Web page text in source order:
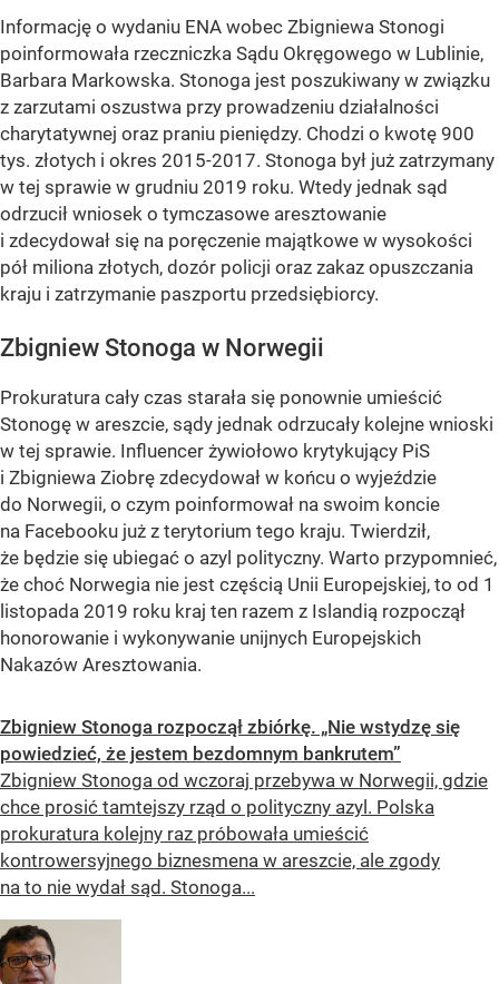
Informację o wydaniu ENA wobec Zbigniewa Stonogi
poinformowała rzeczniczka Sądu Okręgowego w Lublinie,
Barbara Markowska. Stonoga jest poszukiwany w związku
z zarzutami oszustwa przy prowadzeniu działalności
charytatywnej oraz praniu pieniędzy. Chodzi o kwotę 900
tys. złotych i okres 2015-2017. Stonoga był już zatrzymany
w tej sprawie w grudniu 2019 roku. Wtedy jednak sąd
odrzucił wniosek o tymczasowe aresztowanie
i zdecydował się na poręczenie majątkowe w wysokości
pół miliona złotych, dozór policji oraz zakaz opuszczania
kraju i zatrzymanie paszportu przedsiębiorcy.
Zbigniew Stonoga w Norwegii
Prokuratura cały czas starała się ponownie umieścić
Stonogę w areszcie, sądy jednak odrzucały kolejne wnioski
w tej sprawie. Influencer żywiołowo krytykujący PiS
i Zbigniewa Ziobrę zdecydował w końcu o wyjeździe
do Norwegii, o czym poinformował na swoim koncie
na Facebooku już z terytorium tego kraju. Twierdził,
że będzie się ubiegać o azyl polityczny. Warto przypomnieć,
że choć Norwegia nie jest częścią Unii Europejskiej, to od 1
listopada 2019 roku kraj ten razem z Islandią rozpoczął
honorowanie i wykonywanie unijnych Europejskich
Nakazów Aresztowania.
Zbigniew Stonoga rozpoczął zbiórkę. „Nie wstydzę się
powiedzieć, że jestem bezdomnym bankrutem”
Zbigniew Stonoga od wczoraj przebywa w Norwegii, gdzie
chce prosić tamtejszy rząd o polityczny azyl. Polska
prokuratura kolejny raz próbowała umieścić
kontrowersyjnego biznesmena w areszcie, ale zgody
na to nie wydał sąd. Stonoga...